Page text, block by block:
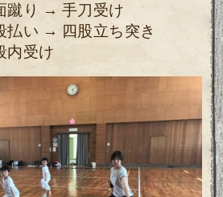
蹴り → 手刀受け
払い → 四股立ち突き
内受け